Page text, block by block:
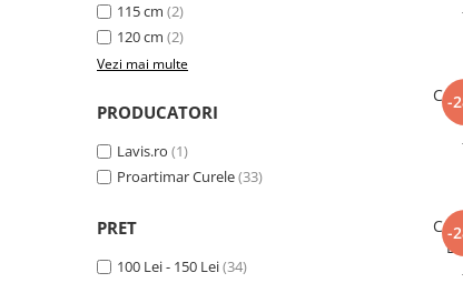
115 cm (2)
120 cm (2)
Vezi mai multe
PRODUCATORI
Lavis.ro (1)
Proartimar Curele(33)
PRET
100 Lei - 150 Lei(34)
-
-